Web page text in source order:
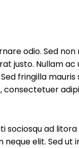
odio. Sed
Nullam
fringilla
consectetuer
ad
elit. Sed